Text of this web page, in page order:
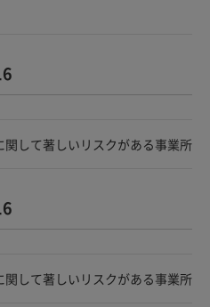
関して著しいリスクがある事業所
関して著しいリスクがある事業所